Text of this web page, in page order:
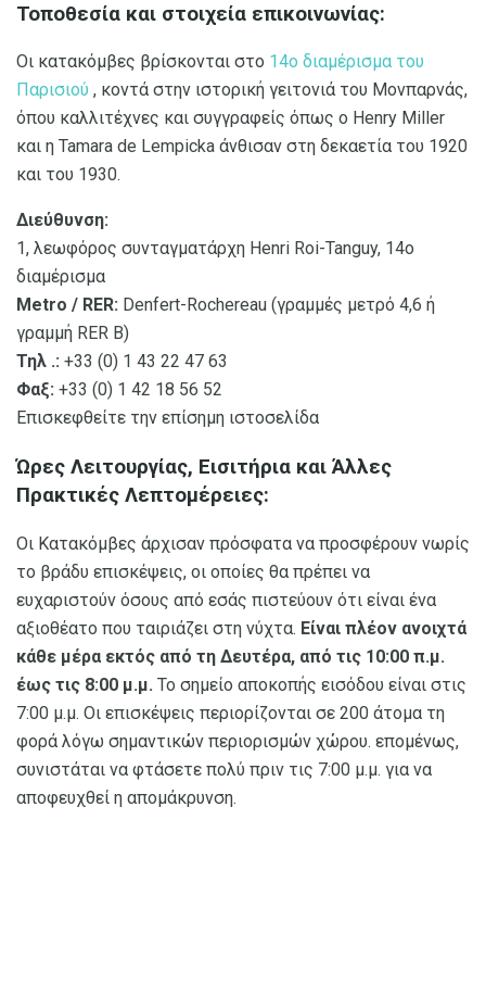
Τοποθεσία και στοιχεία επικοινωνίας:
Οι κατακόμβες βρίσκονται στο 14ο διαμέρισμα του
Παρισιού , κοντά στην ιστορική γειτονιά του Μονπαρνάς,
όπου καλλιτέχνες και συγγραφείς όπως ο Henry Miller
και η Tamara de Lempicka άνθισαν στη δεκαετία του 1920
και του 1930.
Διεύθυνση:
1, λεωφόρος συνταγματάρχη Henri Roi-Tanguy, 14ο
διαμέρισμα
Metro / RER: Denfert-Rochereau (γραμμές μετρό 4,6 ή
γραμμή RER B)
Τηλ .: +33 (0) 1 43 22 47 63
Φαξ: +33 (0) 1 42 18 56 52
Επισκεφθείτε την επίσημη ιστοσελίδα
Ώρες Λειτουργίας, Εισιτήρια και Άλλες
Πρακτικές Λεπτομέρειες:
Οι Κατακόμβες άρχισαν πρόσφατα να προσφέρουν νωρίς
το βράδυ επισκέψεις, οι οποίες θα πρέπει να
ευχαριστούν όσους από εσάς πιστεύουν ότι είναι ένα
αξιοθέατο που ταιριάζει στη νύχτα. Είναι πλέον ανοιχτά
κάθε μέρα εκτός από τη Δευτέρα, από τις 10:00 π.μ.
έως τις 8:00 μ.μ. Το σημείο αποκοπής εισόδου είναι στις
7:00 μ.μ. Οι επισκέψεις περιορίζονται σε 200 άτομα τη
φορά λόγω σημαντικών περιορισμών χώρου. επομένως,
συνιστάται να φτάσετε πολύ πριν τις 7:00 μ.μ. για να
αποφευχθεί η απομάκρυνση.